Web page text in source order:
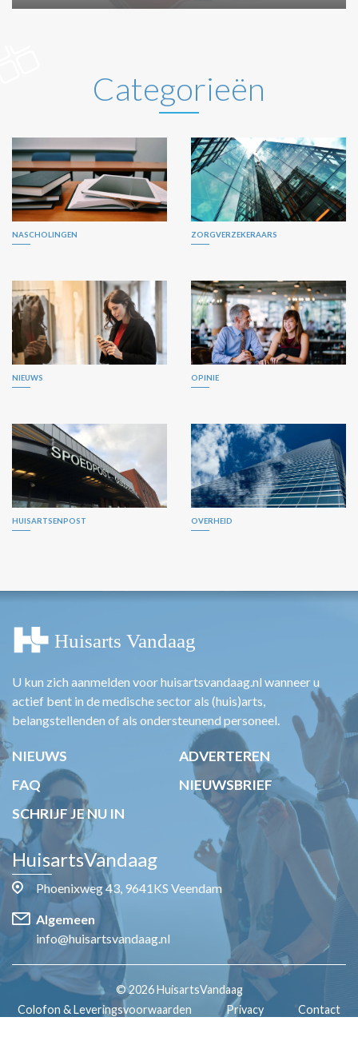
Categorieën
NASCHOLINGEN ZORGVERZEKERAARS
NIEUWS OPINIE
HUISARTSENPOST OVERHEID
U kun zich aanmelden voor huisartsvandaag.nl wanneer u
actief bent in de medische sector als (huis)arts,
belangstellenden of als ondersteunend personeel.
NIEUWS
ADVERTEREN
FAQ
NIEUWSBRIEF
SCHRIJF JE NU IN
HuisartsVandaag
Phoenixweg 43, 9641KS Veendam
Algemeen
info@huisartsvandaag.nl
© 2026 HuisartsVandaag
Colofon & Leveringsvoorwaarden
Privacy Contact